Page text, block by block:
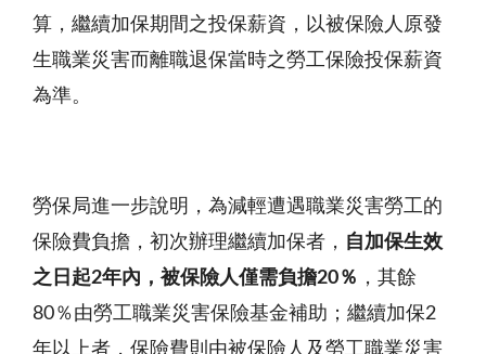
算，繼續加保期間之投保薪資，以被保險人原發
生職業災害而離職退保當時之勞工保險投保薪資
為準。
勞保局進一步說明，為減輕遭遇職業災害勞工的
保險費負擔，初次辦理繼續加保者，
自加保生效
之日起2年內，被保險人僅需負擔20％ ，其餘
80％由勞工職業災害保險基金補助；繼續加保2
年以上者，保險費則由被保險人及勞工職業災害